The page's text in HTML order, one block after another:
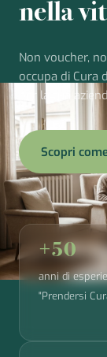
nella
Non voucher,
occupa di Cura
per la tua
Scopri
+50
anni di
"Prendersi